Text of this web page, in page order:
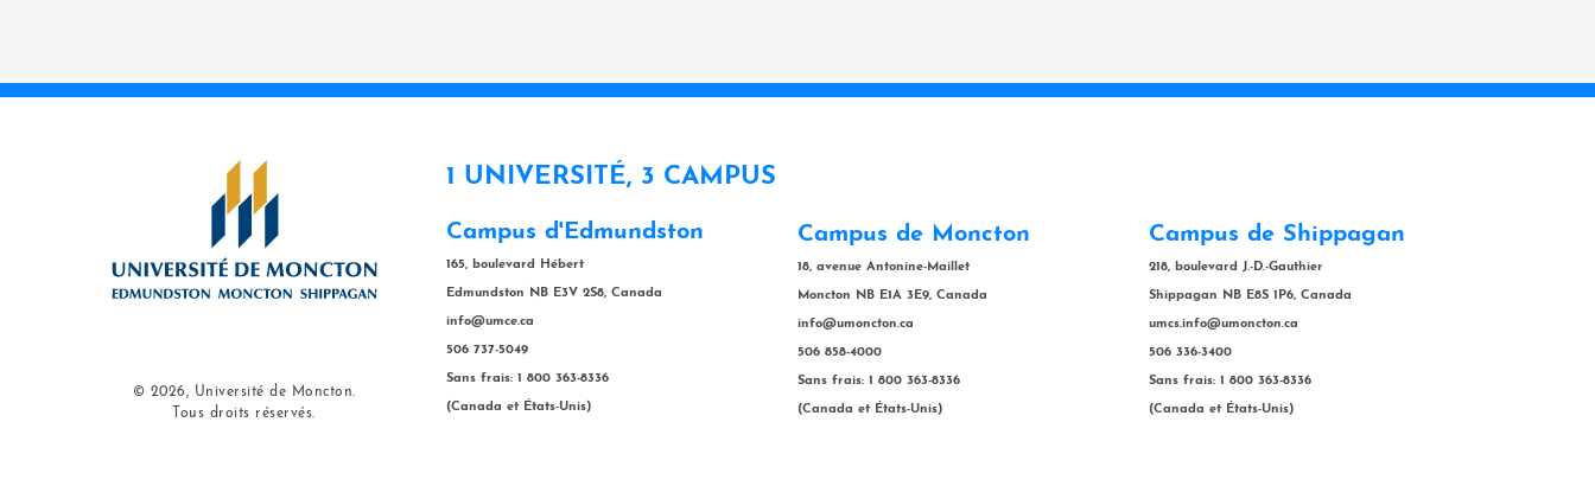
© 2026, Université de Moncton.
Tous droits réservés.
1 UNIVERSITÉ, 3 CAMPUS
Campus d'Edmundston
165, boulevard Hébert
Edmundston NB E3V 2S8, Canada
info@umce.ca
506 737-5049
Sans frais: 1 800 363-8336
(Canada et États-Unis)
Campus de Moncton
18, avenue Antonine-Maillet
Moncton NB E1A 3E9, Canada
info@umoncton.ca
506 858-4000
Sans frais: 1 800 363-8336
(Canada et États-Unis)
Campus de Shippagan
218, boulevard J.-D.-Gauthier
Shippagan NB E8S 1P6, Canada
umcs.info@umoncton.ca
506 336-3400
Sans frais: 1 800 363-8336
(Canada et États-Unis)